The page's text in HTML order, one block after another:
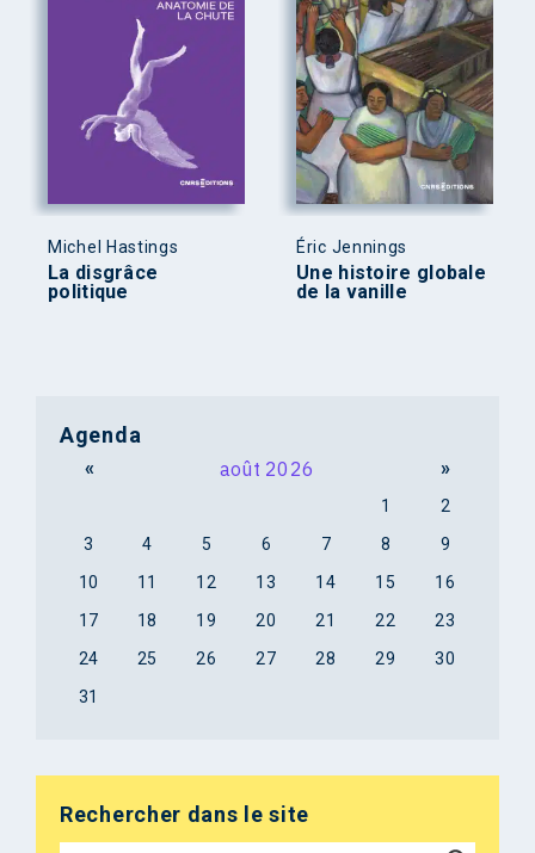
Michel Hastings
La disgrâce
politique
Éric Jennings
Une histoire globale
de la vanille
Agenda
« août 2026 »
1
2
3
4 5 6 7 8
9
10
11 12 13 14 15
16
17
18 19 20 21 22
23
24
25 26 27 28 29
30
31
Rechercher dans le site